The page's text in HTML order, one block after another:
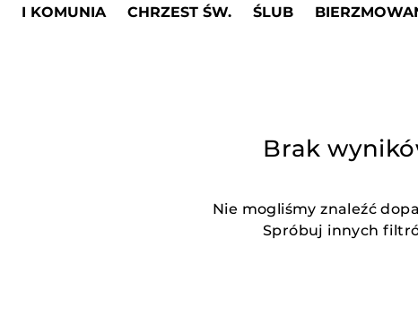
I KOMUNIA CHRZEST ŚW. ŚLUB
Brak
Nie mogliśmy znaleźć
Spróbuj innych